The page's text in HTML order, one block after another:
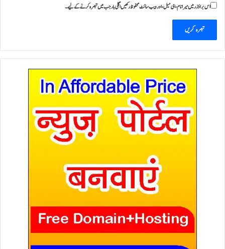
اس براؤزر میں میرا نام، ای میل، اور ویب سائٹ محفوظ رکھیں اگلی بار جب میں تبصرہ کرنے کےلیے۔